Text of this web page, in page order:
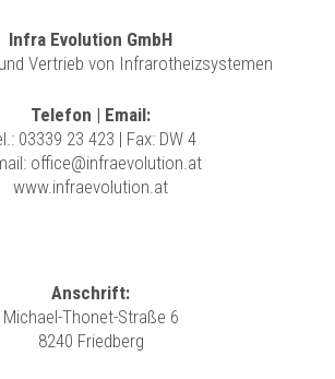
Infra Evolution GmbH
Vertrieb von Infrarotheizsystemen
Telefon | Email:
03339 23 423 | Fax: DW 4
office@infraevolution.at
www.infraevolution.at
Anschrift:
Michael-Thonet-Straße 6
8240 Friedberg